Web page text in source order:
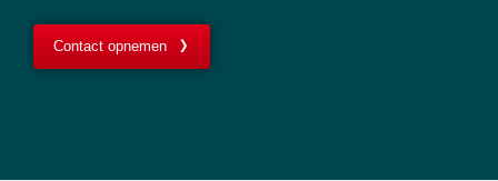
Contact opnemen